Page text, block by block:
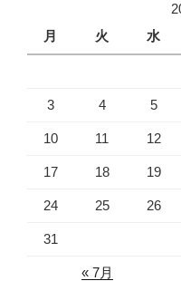
月
火 水
3 4 5
10 11 12
17 18 19
24 25 26
31
« 7月